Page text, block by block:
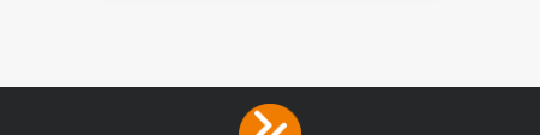
consumption The